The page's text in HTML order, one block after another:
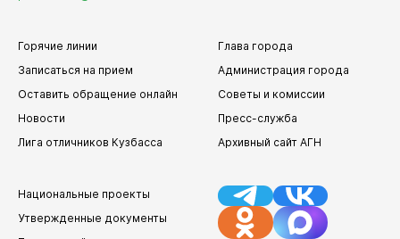
Горячие линии
Записаться на прием
Оставить обращение онлайн
Новости
Лига отличников Кузбасса
Глава города
Администрация города
Советы и комиссии
Пресс-служба
Архивный сайт АГН
Национальные проекты
Утвержденные документы